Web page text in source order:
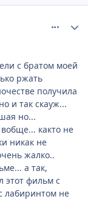
с братом моей
ржать
получила
и так скауж...
но...
както не
никак не
жалко..
а так,
этот фильм с
лабиринтом не